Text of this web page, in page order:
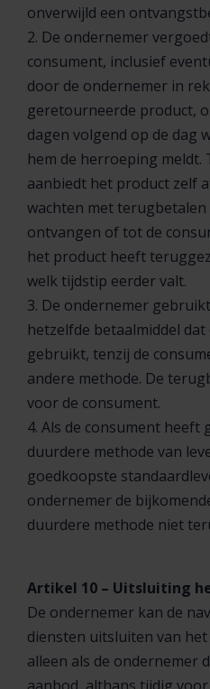
onverwijld een
2. De ondernemer
consument, inclusief
door de ondernemer in
geretourneerde product,
dagen volgend op de dag
hem de herroeping meldt.
aanbiedt het product zelf
wachten met
ontvangen of tot de
het product heeft
welk tijdstip eerder valt.
3. De ondernemer
hetzelfde betaalmiddel
gebruikt, tenzij de
andere methode. De
voor de consument.
4. Als de consument heeft
duurdere methode van
goedkoopste
ondernemer de
duurdere methode niet
Artikel 10 – Uitsluiting
De ondernemer kan de
diensten uitsluiten van
alleen als de ondernemer